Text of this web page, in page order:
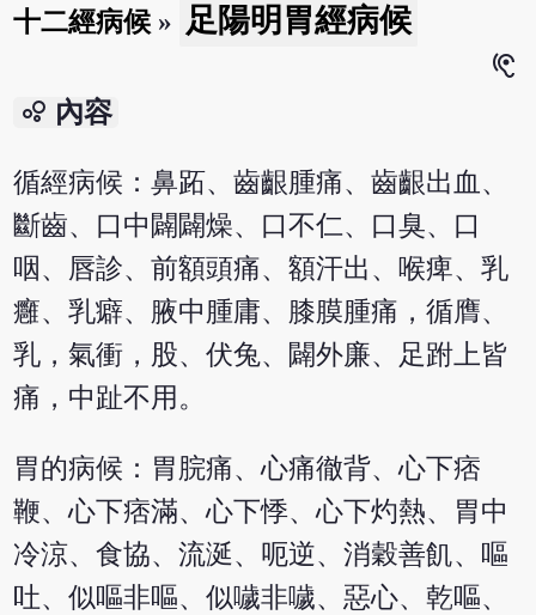
十二經病候 » 足陽明胃經病候
hearing
bubble_chart 內容
循經病候：鼻跖、齒齦腫痛、齒齦出血、
斷齒、口中闢闢燥、口不仁、口臭、口
咽、唇診、前額頭痛、額汗出、喉痺、乳
癰、乳癖、腋中腫庸、膝膜腫痛，循膺、
乳，氣衝，股、伏兔、闢外廉、足跗上皆
痛，中趾不用。
胃的病候：胃脘痛、心痛徹背、心下痞
鞭、心下痞滿、心下悸、心下灼熱、胃中
冷涼、食協、流涎、呃逆、消穀善飢、嘔
吐、似嘔非嘔、似噦非噦、惡心、乾嘔、